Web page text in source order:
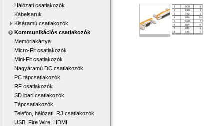
Hálózati csatlakozók
Kábelsaruk
Kisáramú csatlakozók
Kommunikációs csatlakozók
Memóriakártya
Micro-Fit csatlakozók
Mini-Fit csatlakozók
Nagyáramú DC csatlakozók
PC tápcsatlakozók
RF csatlakozók
SD ipari csatlakozók
Tápcsatlakozók
Telefon, hálózati, RJ csatlakozók
USB, Fire Wire, HDMI